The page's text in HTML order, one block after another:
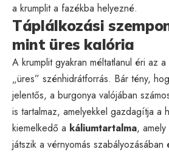
a krumplit a fazékba helyezné.
Táplálkozási
mint üres kalória
A krumplit gyakran méltatlanul éri az
„üres” szénhidrátforrás. Bár tény,
jelentős, a burgonya valójában
is tartalmaz, amelyekkel gazdagítja a
kiemelkedő a káliumtartalma,
játszik a vérnyomás